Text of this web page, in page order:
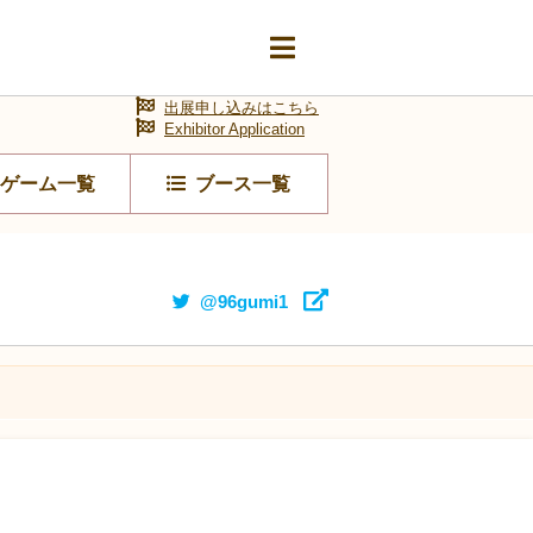
ゲーム一覧 ブース一覧
出展申し込みはこちら
Exhibitor Application
@96gumi1